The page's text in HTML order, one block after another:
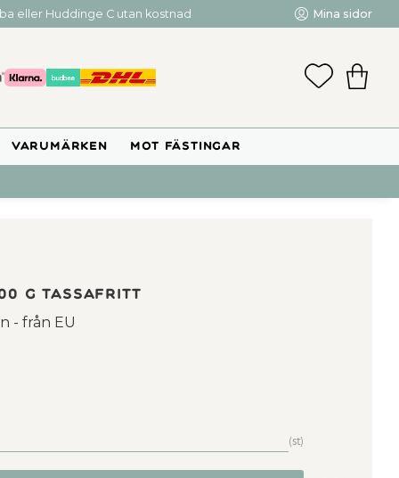
eller Huddinge C utan kostnad Mina sidor
VARUMÄRKEN MOT FÄSTINGAR
g TassaFritt
- från EU
st